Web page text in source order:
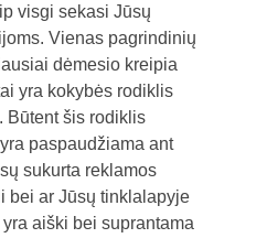
visgi sekasi Jūsų
Vienas pagrindinių
dėmesio kreipia
yra kokybės rodiklis
Būtent šis rodiklis
paspaudžiama ant
sukurta reklamos
bei ar Jūsų tinklalapyje
aiški bei suprantama